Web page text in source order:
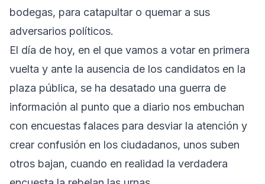
bodegas, para catapultar o quemar a sus
adversarios políticos.
El día de hoy, en el que vamos a votar en primera
vuelta y ante la ausencia de los candidatos en la
plaza pública, se ha desatado una guerra de
información al punto que a diario nos embuchan
con encuestas falaces para desviar la atención y
crear confusión en los ciudadanos, unos suben
otros bajan, cuando en realidad la verdadera